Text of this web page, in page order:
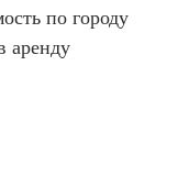
по городу
аренду